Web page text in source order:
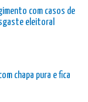
com casos de
eleitoral
chapa pura e fica